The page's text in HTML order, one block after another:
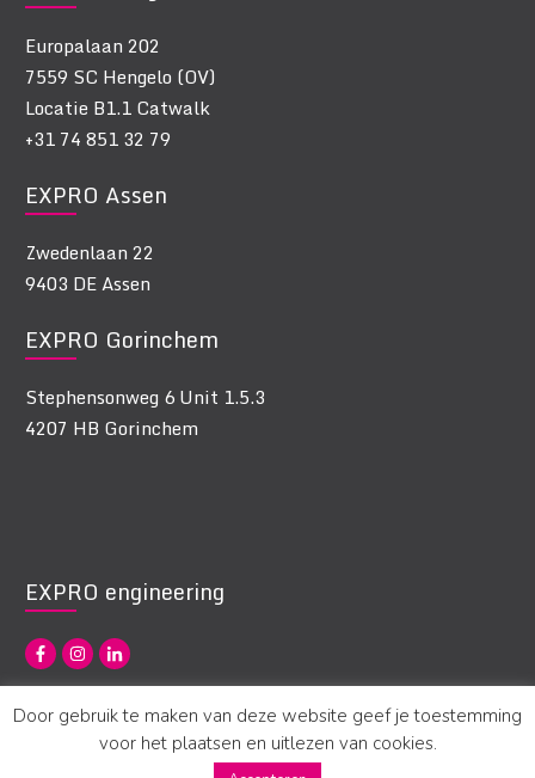
Europalaan 202
7559 SC Hengelo (OV)
Locatie B1.1 Catwalk
+31 74 851 32 79
EXPRO Assen
Zwedenlaan 22
9403 DE Assen
EXPRO Gorinchem
Stephensonweg 6 Unit 1.5.3
4207 HB Gorinchem
EXPRO engineering
Door gebruik te maken van deze website geef je toestemming
voor het plaatsen en uitlezen van cookies.